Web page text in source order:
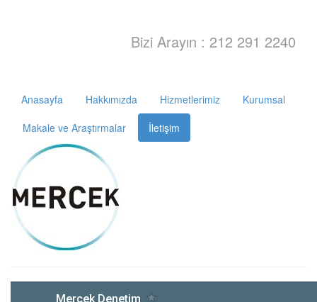
Bizi Arayın : 212 291 2240
Anasayfa Hakkımızda Hizmetlerimiz
Kurumsal
Makale ve Araştırmalar
İletişim